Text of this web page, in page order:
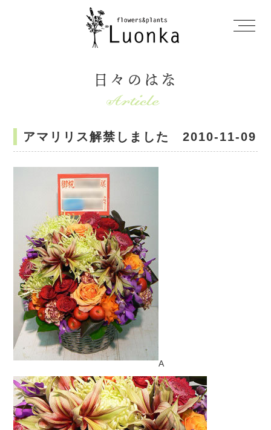
日々のはな
アマリリス解禁しました 2010-11-09
A